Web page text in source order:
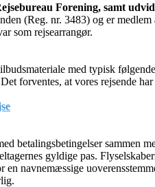
Forening, samt
(Reg. nr. 3483) og er
som rejsearrangør.
med typisk
forventes, at vores rejsende
betalingsbetingelser sammen
gyldige pas.
navnemæssige